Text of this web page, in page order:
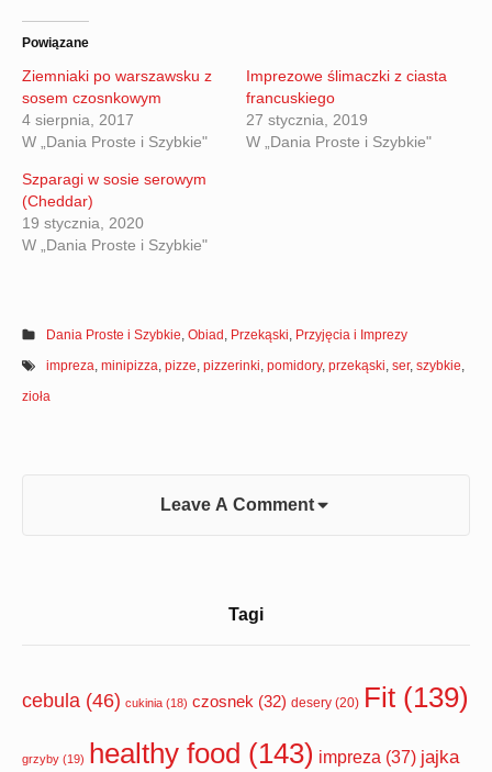
Powiązane
Ziemniaki po warszawsku z
sosem czosnkowym
4 sierpnia, 2017
W „Dania Proste i Szybkie"
Imprezowe ślimaczki z ciasta
francuskiego
27 stycznia, 2019
W „Dania Proste i Szybkie"
Szparagi w sosie serowym
(Cheddar)
19 stycznia, 2020
W „Dania Proste i Szybkie"
Dania Proste i Szybkie,Obiad , Przekąski, Przyjęcia i Imprezy
impreza,minipizza,pizze,pizzerinki,pomidory,przekąski,ser,szybkie,
zioła
Leave A Comment
Area
Tagi
cebula (46) cukinia (18) czosnek (32) desery (20) Fit (139)
grzyby (19) healthy food (143) impreza (37) jajka